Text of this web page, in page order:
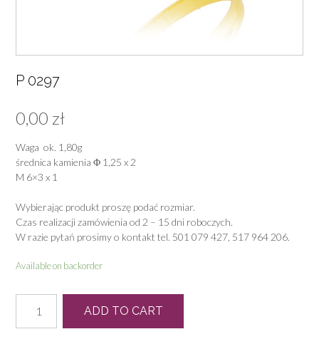
P 0297
0,00 zł
Waga ok. 1,80g
średnica kamienia Φ 1,25 x 2
M 6×3 x 1
Wybierając produkt proszę podać rozmiar.
Czas realizacji zamówienia od 2 – 15 dni roboczych.
W razie pytań prosimy o kontakt tel. 501 079 427, 517 964 206.
Available on backorder
0297
quantity
ADD TO CART